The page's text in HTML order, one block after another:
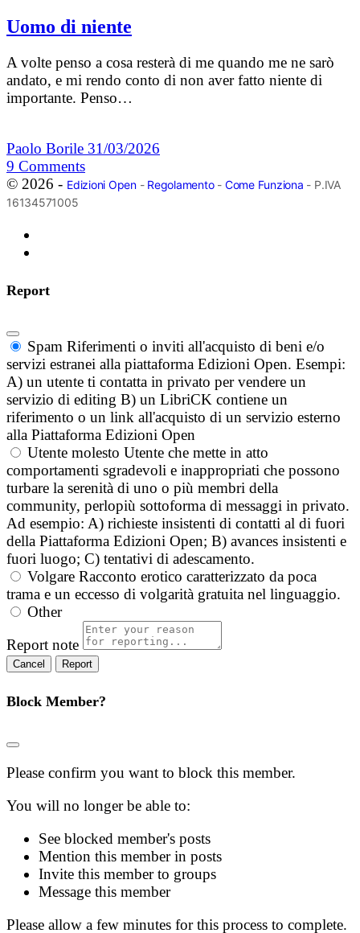
Uomo di niente
A volte penso a cosa resterà di me quando me ne sarò
andato, e mi rendo conto di non aver fatto niente di
importante. Penso…
Paolo Borile 31/03/2026
9 Comments
© 2026 - Edizioni Open- Regolamento- Come Funziona - P.IVA
16134571005
Report
Spam Riferimenti o inviti all'acquisto di beni e/o
servizi estranei alla piattaforma Edizioni Open. Esempi:
A) un utente ti contatta in privato per vendere un
servizio di editing B) un LibriCK contiene un
riferimento o un link all'acquisto di un servizio esterno
alla Piattaforma Edizioni Open
Utente molesto Utente che mette in atto
comportamenti sgradevoli e inappropriati che possono
turbare la serenità di uno o più membri della
community, perlopiù sottoforma di messaggi in privato.
Ad esempio: A) richieste insistenti di contatti al di fuori
della Piattaforma Edizioni Open; B) avances insistenti e
fuori luogo; C) tentativi di adescamento.
Volgare Racconto erotico caratterizzato da poca
trama e un eccesso di volgarità gratuita nel linguaggio.
Other
Report note
Report
Block Member?
Please confirm you want to block this member.
You will no longer be able to:
See blocked member's posts
Mention this member in posts
Invite this member to groups
Message this member
Please allow a few minutes for this process to complete.